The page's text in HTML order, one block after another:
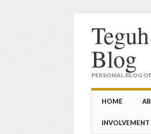
Blog
PERSONAL BLOG
Main
HOME
INVOLVEMENT